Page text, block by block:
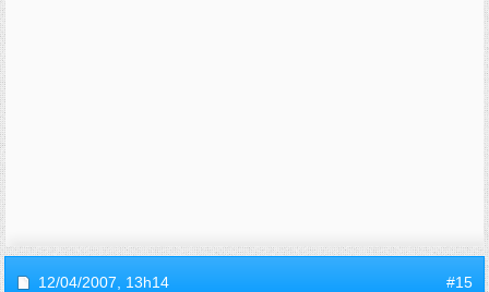
12/04/2007, 13h14 #15